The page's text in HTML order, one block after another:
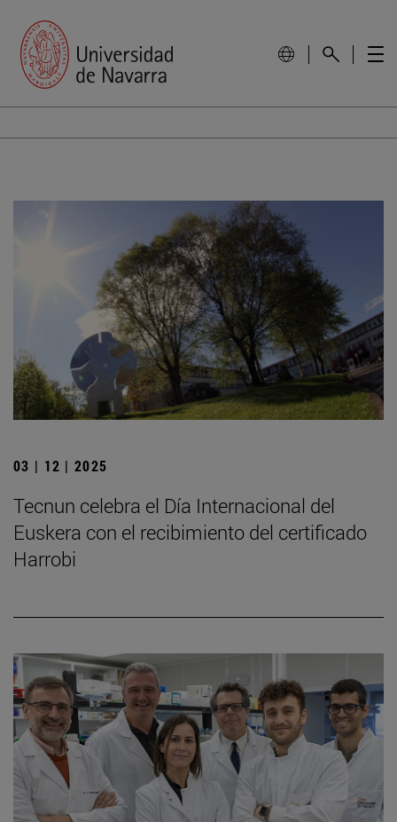
03 | 12 | 2025
Tecnun celebra el Día Internacional del
Euskera con el recibimiento del certificado
Harrobi